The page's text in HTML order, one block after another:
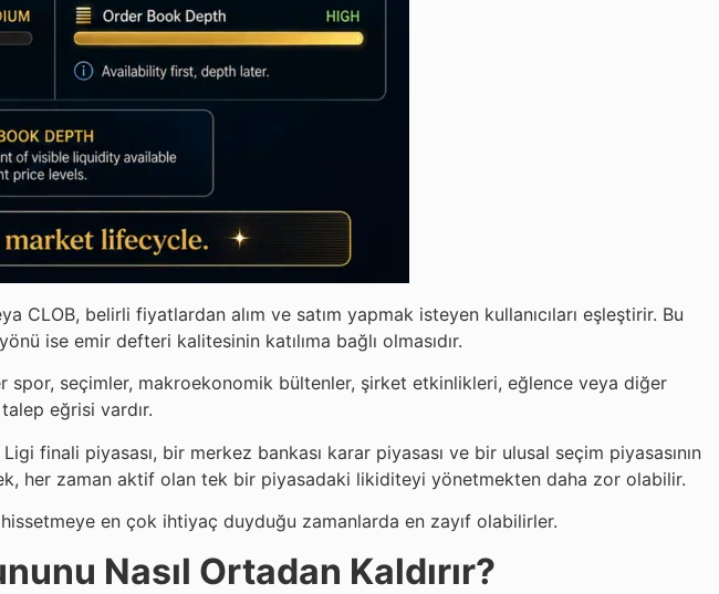
CLOB, belirli fiyatlardan alım ve satım yapmak isteyen kullanıcıları eşleştirir. Bu
ise emir defteri kalitesinin katılıma bağlı olmasıdır.
seçimler, makroekonomik bültenler, şirket etkinlikleri, eğlence veya diğer
eğrisi vardır.
piyasası, bir merkez bankası karar piyasası ve bir ulusal seçim piyasasının
her zaman aktif olan tek bir piyasadaki likiditeyi yönetmekten daha zor olabilir.
en çok ihtiyaç duyduğu zamanlarda en zayıf olabilirler.
Nasıl Ortadan Kaldırır?